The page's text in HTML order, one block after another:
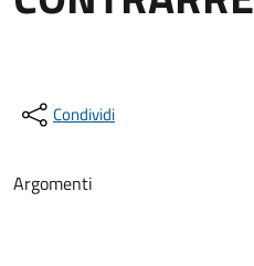
Condividi
Argomenti